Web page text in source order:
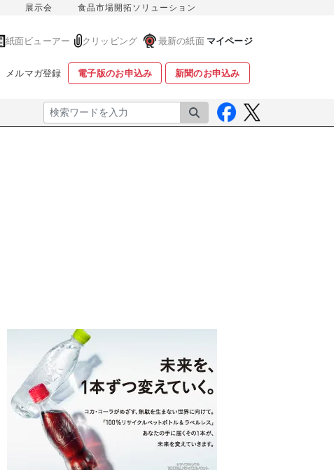
展示会 食品市場開拓ソリューション
紙面ビューアー クリッピング 最新の紙面 マイページ
メルマガ登録 電子版のお申込み 新聞のお申込み
検索